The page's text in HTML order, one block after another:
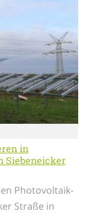
in
Siebeneicker
Photovoltaik-
Straße in